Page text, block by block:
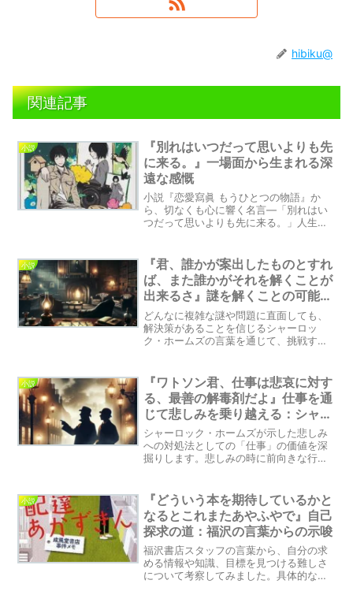
hibiku@
関連記事
小説
『別れはいつだって思いよりも先
に来る。』一場面から生まれる深
遠な感慨
小説『恋愛寫眞 もうひとつの物語』か
ら、切なくも心に響く名言―「別れはい
つだって思いよりも先に来る。」人生の
の別れに対する気づきと大切な瞬間の尊
さを考えてみましょう。感銘を受けた一
場面を通して、心に残る物語をお届けし
ます。
小説
『君、誰かが案出したものとすれ
ば、また誰かがそれを解くことが
出来るさ』謎を解くことの可能性
– シャーロック・ホームズの教え
どんなに複雑な謎や問題に直面しても、
解決策があることを信じるシャーロッ
ク・ホームズの言葉を通じて、挑戦する
小説
『ワトソン君、仕事は悲哀に対す
る、最善の解毒剤だよ』仕事を通
じて悲しみを乗り越える：シャー
ロック・ホームズの普遍的な知恵
シャーロック・ホームズが示した悲しみ
への対処法としての「仕事」の価値を深
掘りします。悲しみの時に前向きな行動
力に光を当てます。
小説
『どういう本を期待しているかと
なるとこれまたあやふやで』自己
探求の道：福沢の言葉からの示唆
福沢書店スタッフの言葉から、自分の求
める情報や知識、目標を見つける難しさ
について考察してみました。具体的なゴ